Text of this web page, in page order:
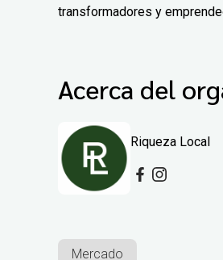
transformadores y
Acerca del
Riqueza Local
Mercado